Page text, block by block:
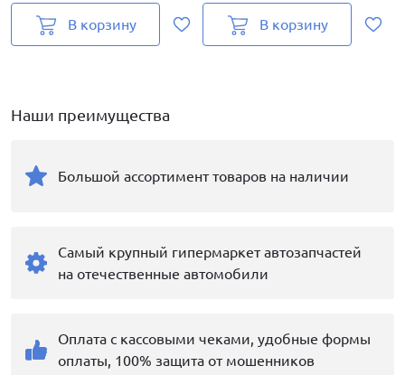
В корзину В корзину
Наши преимущества
Большой ассортимент товаров на наличии
Самый крупный гипермаркет автозапчастей
на отечественные автомобили
Оплата с кассовыми чеками, удобные формы
оплаты, 100% защита от мошенников